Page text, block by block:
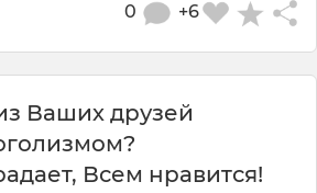
+6
0
Ваших друзей
Всем нравится!